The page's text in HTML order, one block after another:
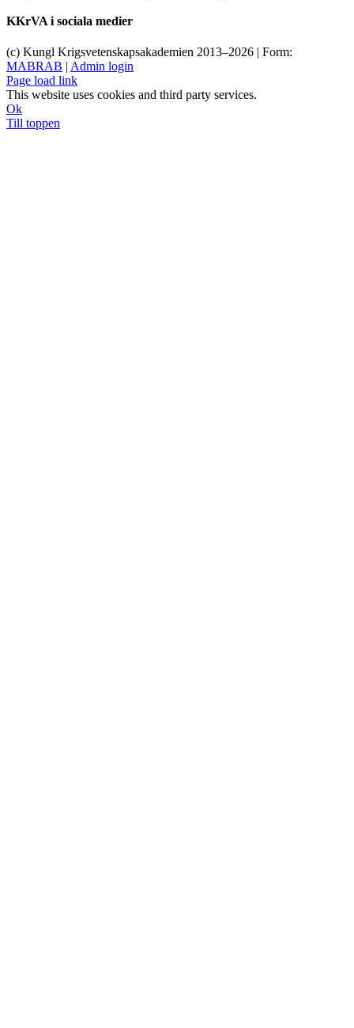
KKrVA i sociala medier
(c) Kungl Krigsvetenskapsakademien 2013–2026 | Form:
MABRAB | Admin login
Page load link
This website uses cookies and third party services.
Ok
Till toppen